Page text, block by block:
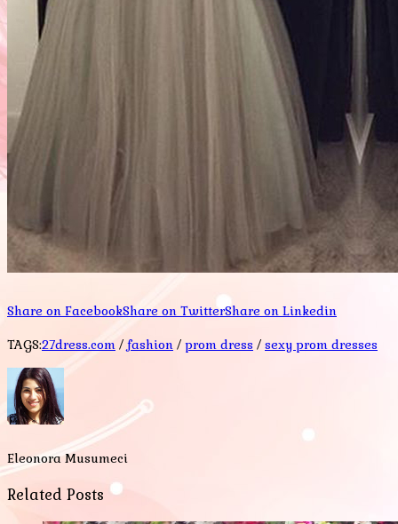
Share on FacebookShare on TwitterShare on Linkedin
TAGS:27dress.com / fashion / prom dress / sexy prom dresses
Eleonora Musumeci
Related Posts